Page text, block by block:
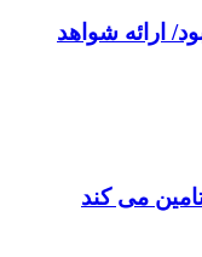
ارائه شواهد
می کند